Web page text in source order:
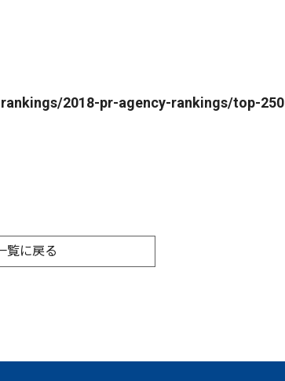
2018-pr-agency-rankings/top-250
覧に戻る